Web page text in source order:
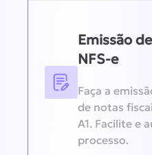
Emissão
NFS-e
Faça a
de notas
A1. Facilite e
processo.